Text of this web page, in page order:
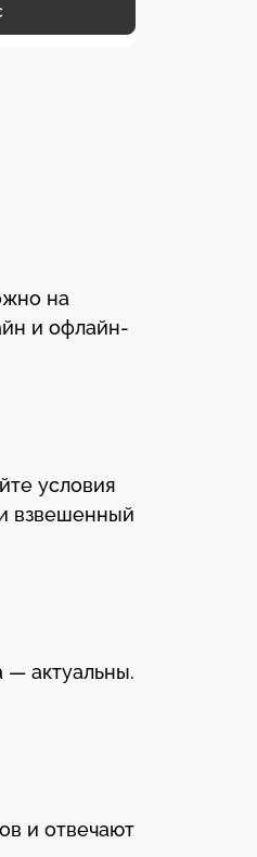
на
и офлайн-
условия
взвешенный
— актуальны.
и отвечают